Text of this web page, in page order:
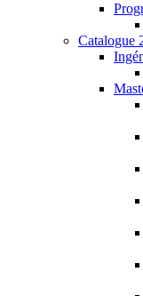
Catalogue